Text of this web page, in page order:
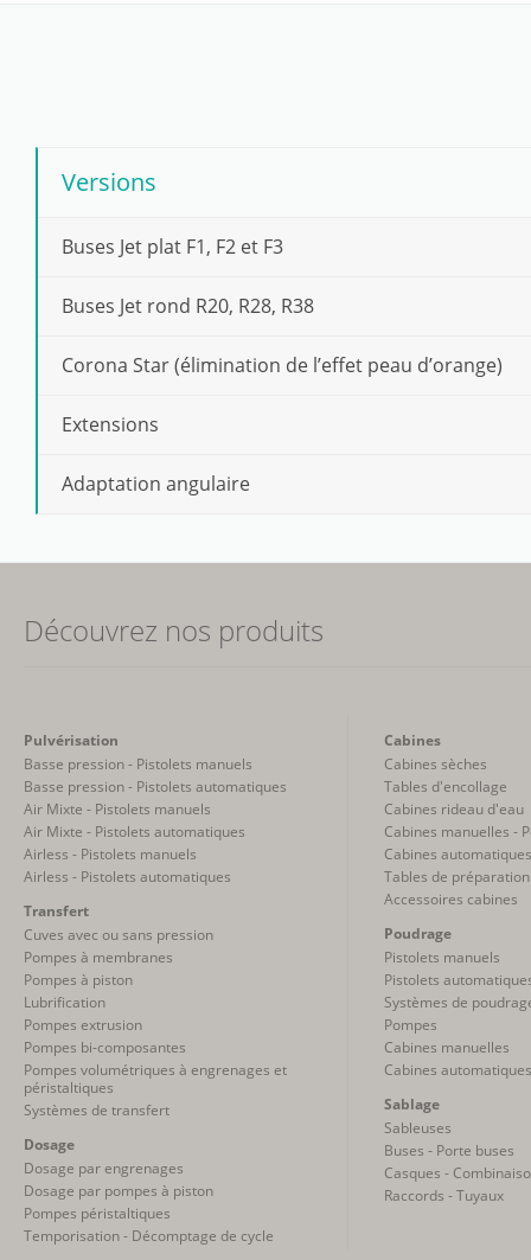
Versions
Buses Jet plat F1, F2 et F3
Buses Jet rond R20, R28, R38
Corona Star (élimination de l’effet peau d’orange)
Extensions
Adaptation angulaire
Découvrez nos produits
Pulvérisation
Basse pression - Pistolets manuels
Basse pression - Pistolets automatiques
Air Mixte - Pistolets manuels
Air Mixte - Pistolets automatiques
Airless - Pistolets manuels
Airless - Pistolets automatiques
Transfert
Cuves avec ou sans pression
Pompes à membranes
Pompes à piston
Lubrification
Pompes extrusion
Pompes bi-composantes
Pompes volumétriques à engrenages et
péristaltiques
Systèmes de transfert
Dosage
Dosage par engrenages
Dosage par pompes à piston
Pompes péristaltiques
Temporisation - Décomptage de cycle
Cabines
Cabines sèches
Tables d'encollage
Cabines rideau d'eau
Cabines manuelles -
Cabines
Tables de
Accessoires cabines
Poudrage
Pistolets manuels
Pistolets
Systèmes de
Pompes
Cabines manuelles
Cabines automatiques
Sablage
Sableuses
Buses - Porte buses
Casques -
Raccords - Tuyaux